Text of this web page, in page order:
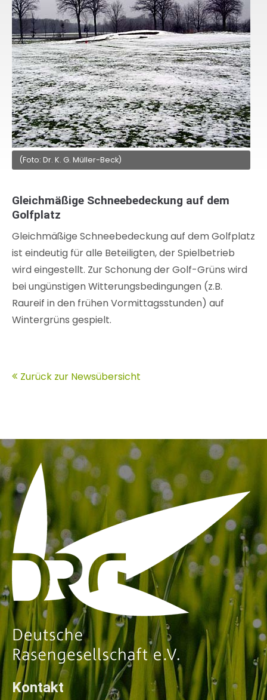
(Foto: Dr. K. G. Müller-Beck)
Gleichmäßige Schneebedeckung auf dem
Golfplatz
Gleichmäßige Schneebedeckung auf dem Golfplatz
ist eindeutig für alle Beteiligten, der Spielbetrieb
wird eingestellt. Zur Schonung der Golf-Grüns wird
bei ungünstigen Witterungsbedingungen (z.B.
Raureif in den frühen Vormittagsstunden) auf
Wintergrüns gespielt.
Zurück zur Newsübersicht
Kontakt